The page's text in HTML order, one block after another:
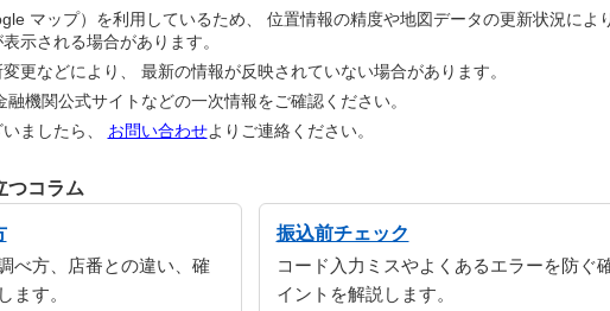
マップ）を利用しているため、 位置情報の精度や地図データの更新状況によ
示される場合があります。
更などにより、 最新の情報が反映されていない場合があります。
機関公式サイトなどの一次情報をご確認ください。
ましたら、 お問い合わせよりご連絡ください。
つコラム
べ方、店番との違い、確
ます。
振込前チェック
コード入力ミスやよくあるエラーを防ぐ
イントを解説します。